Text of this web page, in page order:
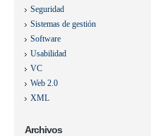
Seguridad
Sistemas de gestión
Software
Usabilidad
VC
Web 2.0
XML
Archivos